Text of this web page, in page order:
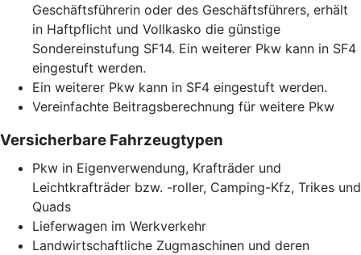
Geschäftsführerin oder des Geschäftsführers, erhält
in Haftpflicht und Vollkasko die günstige
Sondereinstufung SF14. Ein weiterer Pkw kann in SF4
eingestuft werden.
Ein weiterer Pkw kann in SF4 eingestuft werden.
Vereinfachte Beitragsberechnung für weitere Pkw
Versicherbare Fahrzeugtypen
Pkw in Eigenverwendung, Krafträder und
Leichtkrafträder bzw. -roller, Camping-Kfz, Trikes und
Quads
Lieferwagen im Werkverkehr
Landwirtschaftliche Zugmaschinen und deren